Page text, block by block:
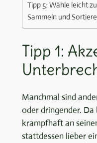
Tipp 5: Wähle leicht
Sammeln und
Tipp 1:
Manchmal sind
oder dringender. Da
krampfhaft an
stattdessen lieber